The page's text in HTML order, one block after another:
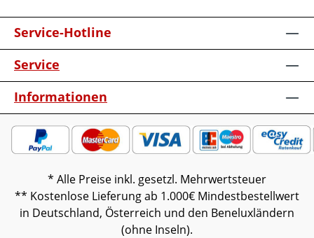
Service-Hotline
Service
Informationen
* Alle Preise inkl. gesetzl. Mehrwertsteuer
** Kostenlose Lieferung ab 1.000€ Mindestbestellwert
in Deutschland, Österreich und den Beneluxländern
(ohne Inseln).